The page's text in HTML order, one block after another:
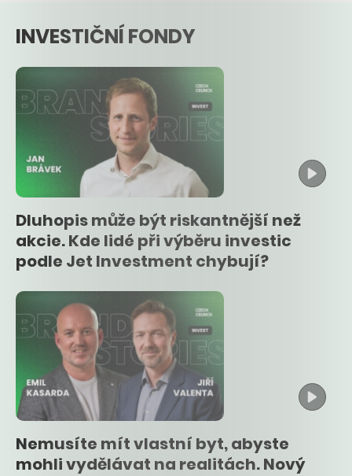
INVESTIČNÍ FONDY
Dluhopis může být riskantnější než
akcie. Kde lidé při výběru investic
podle Jet Investment chybují?
Nemusíte mít vlastní byt, abyste
mohli vydělávat na realitách. Nový